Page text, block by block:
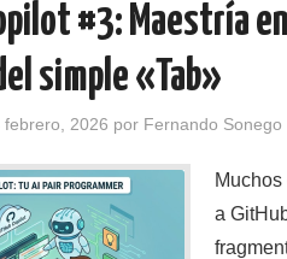
#3: Maestría
simple «Tab»
febrero, 2026 por Fernando Sonego
a